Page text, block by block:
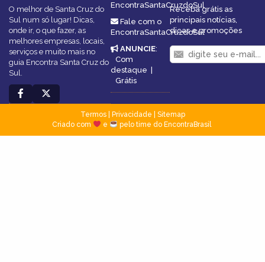
O melhor de Santa Cruz do
Sul num só lugar! Dicas,
onde ir, o que fazer, as
melhores empresas, locais,
serviços e muito mais no
guia Encontra Santa Cruz do
Sul.
EncontraSantaCruzdoSul
Fale com o
EncontraSantaCruzdoSul
ANUNCIE:
Com
destaque
Grátis
Receba grátis as
principais notícias,
dicas e promoções
Termos| Privacidade
Sitemap
Criado com
e pelo time do EncontraBrasil